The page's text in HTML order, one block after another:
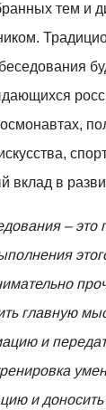
тем и
вклад в
– это
главную
и
и